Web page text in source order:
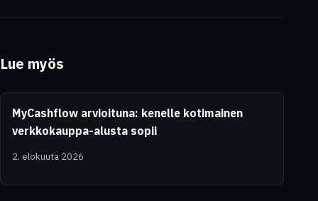
Lue myös
MyCashflow arvioituna: kenelle kotimainen
verkkokauppa-alusta sopii
2. elokuuta 2026